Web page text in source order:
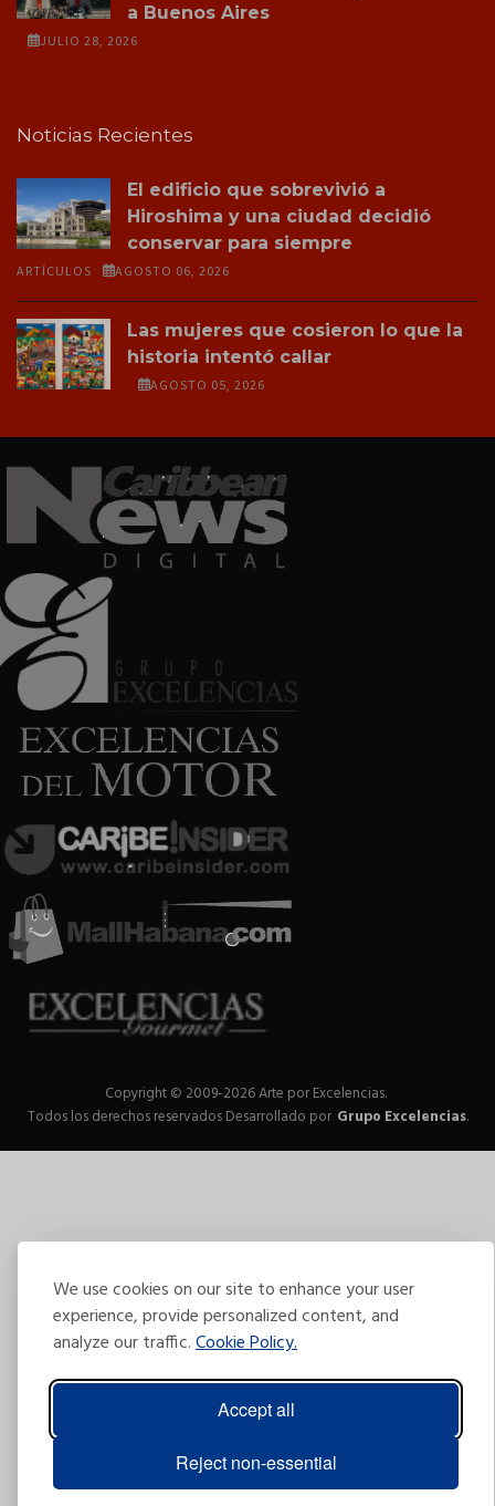
We use cookies on our site to enhance your user
experience, provide personalized content, and
analyze our traffic.Cookie Policy.
Accept all
Reject non-essential
a Buenos Aires
JULIO 28, 2026
Noticias Recientes
El edificio que sobrevivió a
Hiroshima y una ciudad decidió
conservar para siempre
ARTÍCULOS AGOSTO 06, 2026
Las mujeres que cosieron lo que la
historia intentó callar
AGOSTO 05, 2026
Copyright © 2009-2026 Arte por Excelencias.
Todos los derechos reservadosDesarrollado por Grupo Excelencias.